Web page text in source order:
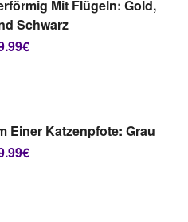
Mit Flügeln: Gold,
Schwarz
€
Einer Katzenpfote: Grau
€